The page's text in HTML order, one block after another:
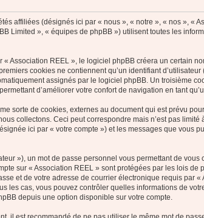
affiliées (désignés ici par « nous », « notre », « nos », «
Limited », « équipes de phpBB ») utilisent toutes les
Association REEL », le logiciel phpBB créera un certain
cookies ne contiennent qu’un identifiant
assignés par le logiciel phpBB. Un troisième
d’améliorer votre confort de navigation en tant
sorte de cookies, externes au document qui est prévu
collectons. Ceci peut correspondre mais n’est pas
ici par « votre compte ») et les messages que vous
»), un mot de passe personnel vous permettant de
sur « Association REEL » sont protégées par les lois
et de votre adresse de courrier électronique requis par
les cas, vous pouvez contrôler quelles informations de
depuis une option disponible sur votre compte.